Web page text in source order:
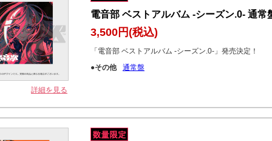
詳細を見る
電音部 ベストアルバム -シーズン.0- 通常
3,500円(税込)
「電音部 ベストアルバム -シーズン.0-」発売決定！
●その他
通常盤